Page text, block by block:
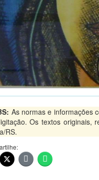
As normas e informações
Os textos originais,
RS.